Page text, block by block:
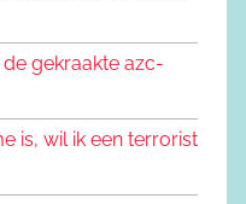
gekraakte azc-
is, wil ik een terrorist